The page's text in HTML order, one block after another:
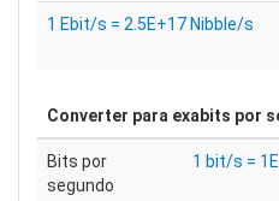
1 Ebit/s = 2.5E+17 Nibble/s
Converter para exabits por
Bits por
segundo
1 bit/s =